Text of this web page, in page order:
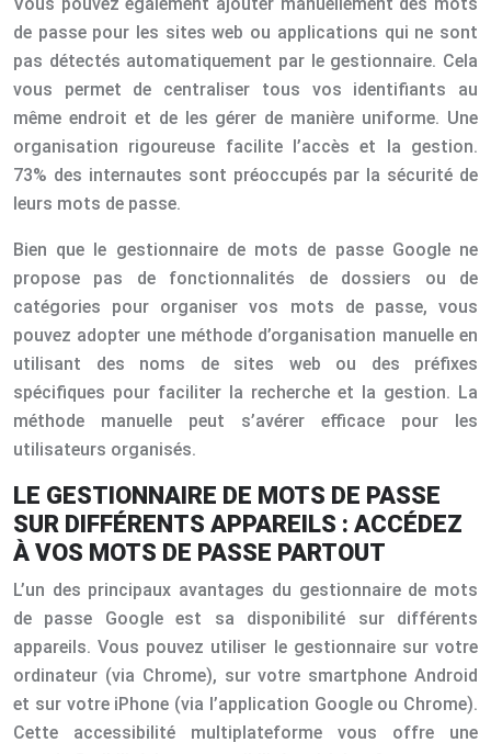
de passe pour les sites web ou applications qui ne sont
pas détectés automatiquement par le gestionnaire. Cela
vous permet de centraliser tous vos identifiants au
même endroit et de les gérer de manière uniforme. Une
organisation rigoureuse facilite l’accès et la gestion.
73% des internautes sont préoccupés par la sécurité de
leurs mots de passe.
Bien que le gestionnaire de mots de passe Google ne
propose pas de fonctionnalités de dossiers ou de
catégories pour organiser vos mots de passe, vous
pouvez adopter une méthode d’organisation manuelle en
utilisant des noms de sites web ou des préfixes
spécifiques pour faciliter la recherche et la gestion. La
méthode manuelle peut s’avérer efficace pour les
utilisateurs organisés.
LE GESTIONNAIRE DE MOTS DE PASSE
SUR DIFFÉRENTS APPAREILS : ACCÉDEZ
À VOS MOTS DE PASSE PARTOUT
L’un des principaux avantages du gestionnaire de mots
de passe Google est sa disponibilité sur différents
appareils. Vous pouvez utiliser le gestionnaire sur votre
ordinateur (via Chrome), sur votre smartphone Android
et sur votre iPhone (via l’application Google ou Chrome).
Cette accessibilité multiplateforme vous offre une